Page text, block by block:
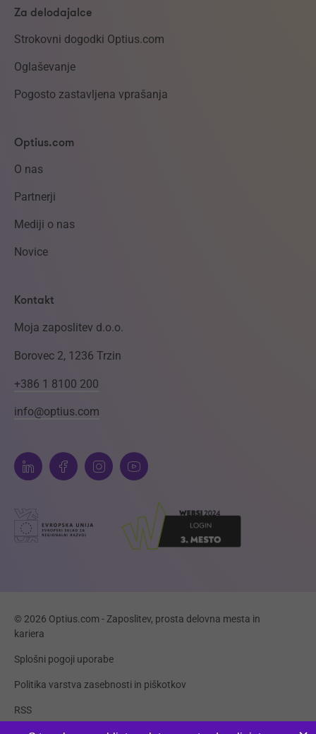
Za delodajalce
Strokovni dogodki Optius.com
Oglaševanje
Pogosto zastavljena vprašanja
Optius.com
O nas
Partnerji
Mediji o nas
Novice
Kontakt
Moja zaposlitev d.o.o.
Borovec 2, 1236 Trzin
+386 1 8100 200
info@optius.com
© 2026 Optius.com - Zaposlitev, prosta delovna mesta in
kariera
Splošni pogoji uporabe
Politika varstva zasebnosti in piškotkov
RSS